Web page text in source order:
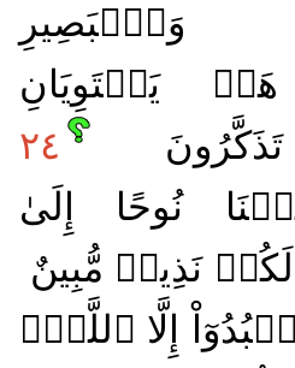
يَسۡتَوِيَانِ
٢٤
نُوحًا إِلَىٰ
نَذِيرٞ مُّبِينٌ
إِلَّا ٱللَّهَۖ